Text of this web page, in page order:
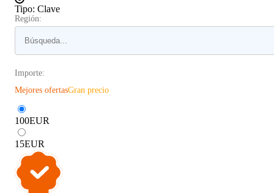
Tipo: Clave
Región:
Importe:
Mejores ofertasGran precio
100EUR
15EUR